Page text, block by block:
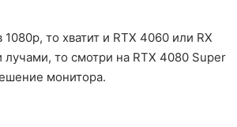
то хватит и RTX 4060 или RX
то смотри на RTX 4080 Super
монитора.